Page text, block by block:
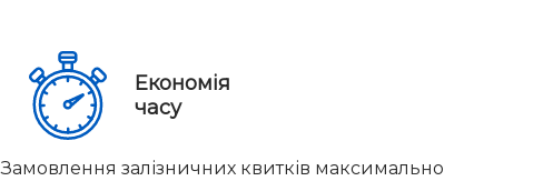
Економія
часу
Замовлення залізничних квитків максимально